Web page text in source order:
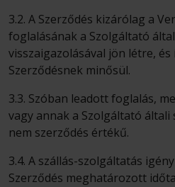
3.2. A Szerződés kizárólag a
foglalásának a Szolgáltató
visszaigazolásával jön létre,
Szerződésnek minősül.
3.3. Szóban leadott foglalás,
vagy annak a Szolgáltató általi
nem szerződés értékű.
3.4. A szállás-szolgáltatás
Szerződés meghatározott